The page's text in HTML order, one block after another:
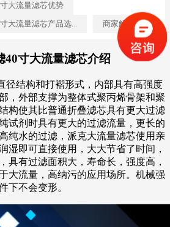
大流量滤芯优势
大流量滤芯产品选...
商家解答
40寸大流量滤芯介绍
径结构和打褶形式，内部具有高强度
，外部支撑为整体式聚丙烯骨架和聚
构使其比普通折叠滤芯具有更大过滤
试剂时具有更大的过滤流量，更长的
纯水的过滤，派克大流量滤芯使用亲
湿即可直接使用，大大节省了时间，
具有过滤面积大，寿命长，强度高，
大流量，高纳污的应用场所。机械强
下不会变形。